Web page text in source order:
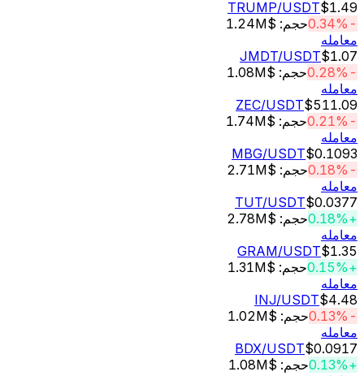
TRUMP/USDT
حجم: $1.24M
JMDT/USDT
حجم: $1.08M
ZEC/USDT
حجم: $1.74M
MBG/USDT
حجم: $2.71M
TUT/USDT
حجم: $2.78M
GRAM/USDT
حجم: $1.31M
INJ/USDT
حجم: $1.02M
BDX/USDT
حجم: $1.08M